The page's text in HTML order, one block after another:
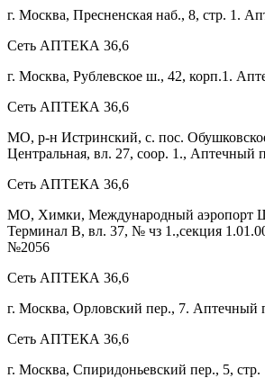
г. Москва, Пресненская наб., 8, стр. 1.
Сеть АПТЕКА 36,6
г. Москва, Рублевское ш., 42, корп.1.
Сеть АПТЕКА 36,6
МО, р-н Истринский, с. пос.
Центральная, вл. 27, соор. 1., Аптечный
Сеть АПТЕКА 36,6
МО, Химки, Международный аэропорт
Терминал В, вл. 37, № чз 1.,секция
№2056
Сеть АПТЕКА 36,6
г. Москва, Орловский пер., 7. Аптечный
Сеть АПТЕКА 36,6
г. Москва, Спиридоньевский пер., 5,